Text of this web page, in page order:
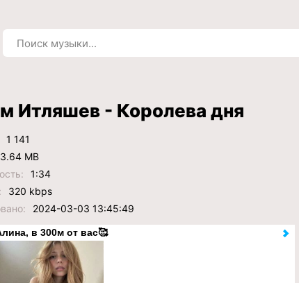
Итляшев - Королева дня
1 141
3.64 MB
1:34
320 kbps
2024-03-03 13:45:49
в 300м от вас🥰